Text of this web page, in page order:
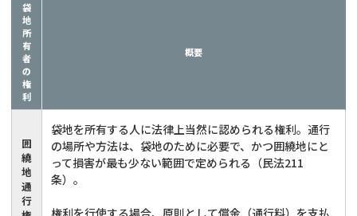
袋
地
所
有
者
の
権
利
概要
囲
繞
地
通
行
袋地を所有する人に法律上当然に認められる権利。通行
の場所や方法は、袋地のために必要で、かつ囲繞地にと
って損害が最も少ない範囲で定められる（民法211
条）。